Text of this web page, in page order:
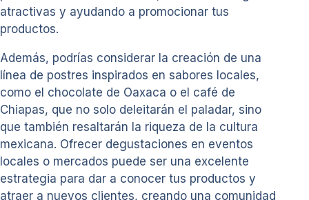
atractivas y ayudando a promocionar tus
productos.
Además, podrías considerar la creación de una
línea de postres inspirados en sabores locales,
como el chocolate de Oaxaca o el café de
Chiapas, que no solo deleitarán el paladar, sino
que también resaltarán la riqueza de la cultura
mexicana. Ofrecer degustaciones en eventos
locales o mercados puede ser una excelente
estrategia para dar a conocer tus productos y
atraer a nuevos clientes, creando una comunidad